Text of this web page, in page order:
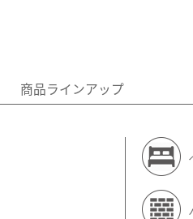
商品ラインアップ